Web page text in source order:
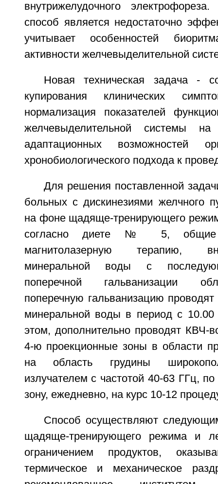
внутрижелудочного
способ является недостаточно
учитывает особенностей
активности желчевыделительной
Новая техническая задача -
купирования клинических
нормализация показателей
желчевыделительной системы
адаптационных возможностей
хронобиологического подхода к
Для решения поставленной
больных с дискинезиями желчного
на фоне щадяще-тренирующего
согласно диете № 5, общие
магнитолазерную терапию,
минеральной воды с
поперечной гальванизации
поперечную гальванизацию
минеральной воды в период с 10.00
этом, дополнительно проводят КВЧ-
4-ю проекционные зоны в области
на область грудины
излучателем с частотой 40-63 ГГц,
зону, ежедневно, на курс 10-12
Способ осуществляют
щадяще-тренирующего режима и
ограничением продуктов,
термическое и механическое